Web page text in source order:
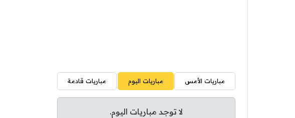
مباريات الأمس مباريات اليوم مباريات قادمة
لا توجد مباريات اليوم.